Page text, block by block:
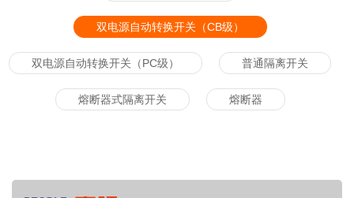
双电源自动转换开关（CB级）
双电源自动转换开关（PC级） 普通隔离开关
熔断器式隔离开关 熔断器